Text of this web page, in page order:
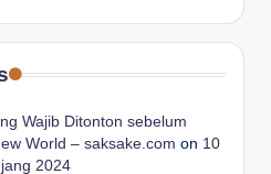
Wajib Ditonton sebelum
World – saksake.com on 10
2024